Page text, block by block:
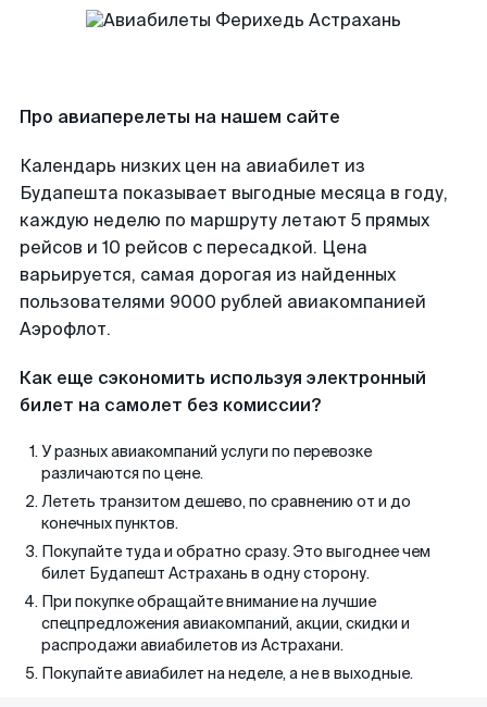
Про авиаперелеты на нашем сайте
Календарь низких цен на авиабилет из
Будапешта показывает выгодные месяца в году,
каждую неделю по маршруту летают 5 прямых
рейсов и 10 рейсов с пересадкой. Цена
варьируется, самая дорогая из найденных
пользователями 9000 рублей авиакомпанией
Аэрофлот.
Как еще сэкономить используя электронный
билет на самолет без комиссии?
У разных авиакомпаний услуги по перевозке
различаются по цене.
Лететь транзитом дешево, по сравнению от и до
конечных пунктов.
Покупайте туда и обратно сразу. Это выгоднее чем
билет Будапешт Астрахань в одну сторону.
При покупке обращайте внимание на лучшие
спецпредложения авиакомпаний, акции, скидки и
распродажи авиабилетов из Астрахани.
Покупайте авиабилет на неделе, а не в выходные.